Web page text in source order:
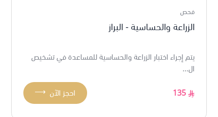
فحص
الزراعة والحساسية - البراز
يتم إجراء اختبار الزراعة والحساسية للمساعدة في تشخيص
ال...
135
⟶ احجز الآن